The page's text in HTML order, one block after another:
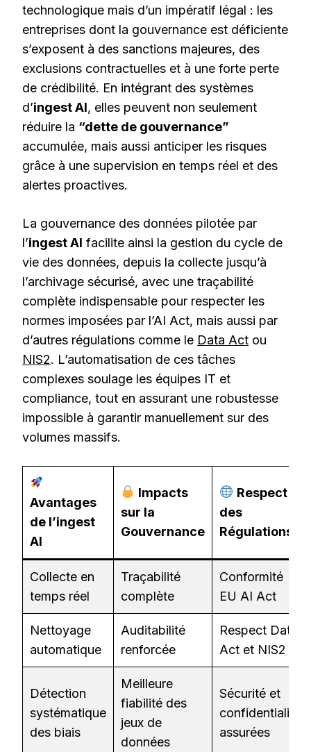
technologique mais d’un impératif légal : les
entreprises dont la gouvernance est déficiente
s’exposent à des sanctions majeures, des
exclusions contractuelles et à une forte perte
de crédibilité. En intégrant des systèmes
d’ingest AI, elles peuvent non seulement
réduire la “dette de gouvernance”
accumulée, mais aussi anticiper les risques
grâce à une supervision en temps réel et des
alertes proactives.
La gouvernance des données pilotée par
l’ingest AI facilite ainsi la gestion du cycle de
vie des données, depuis la collecte jusqu’à
l’archivage sécurisé, avec une traçabilité
complète indispensable pour respecter les
normes imposées par l’AI Act, mais aussi par
d’autres régulations comme le Data Act ou
NIS2. L’automatisation de ces tâches
complexes soulage les équipes IT et
compliance, tout en assurant une robustesse
impossible à garantir manuellement sur des
volumes massifs.
Avantages
de l’ingest
AI
Impacts
sur la
Gouvernance
Respect
des
Régulations
Collecte en
temps réel
Traçabilité
complète
Conformité
EU AI Act
Nettoyage
automatique
Auditabilité
renforcée
Respect Data
Act et NIS2
Détection
systématique
des biais
Meilleure
fiabilité des
jeux de
données
Sécurité et
confidentialité
assurées